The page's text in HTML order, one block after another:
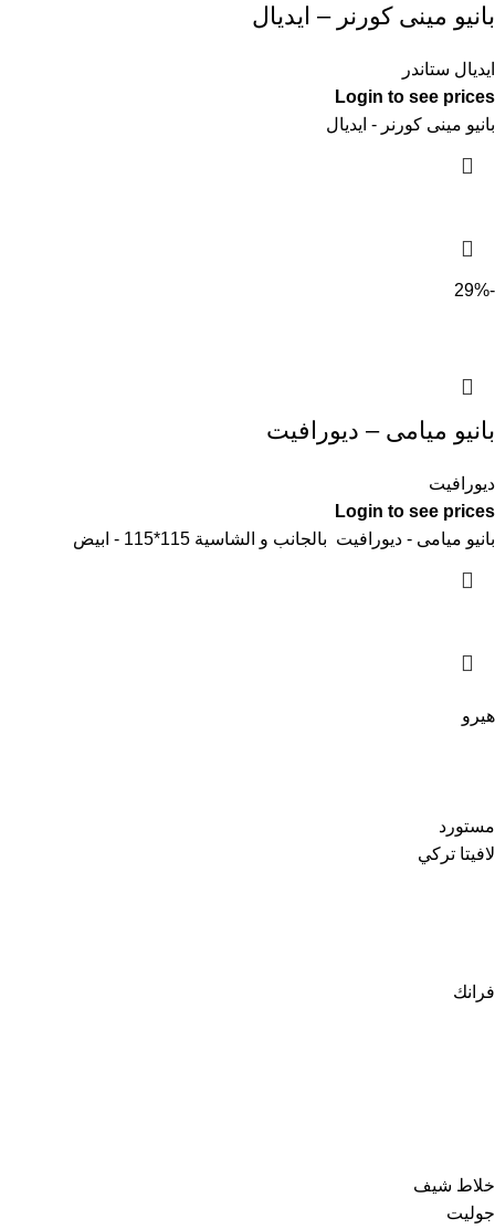
بانيو مينى كورنر – ايديال
ايديال ستاندر
Login to see prices
بانيو مينى كورنر - ايديال
-29%
بانيو ميامى – ديورافيت
ديورافيت
Login to see prices
بانيو ميامى - ديورافيت بالجانب و الشاسية 115*115 - ابيض
هيرو
مستورد
لافيتا تركي
فرانك
خلاط شيف
جوليت